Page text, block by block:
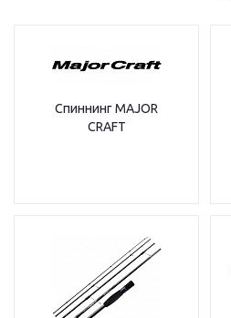
Спиннинг MAJOR
CRAFT